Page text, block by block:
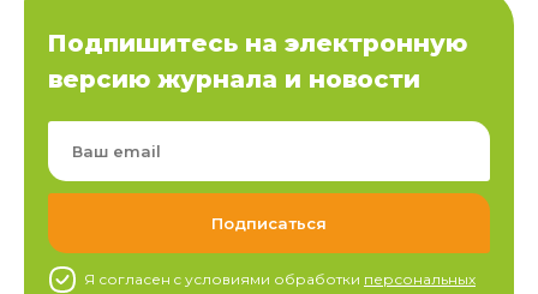
Подпишитесь на электронную
версию журнала и новости
Я согласен c условиями обработки персональных